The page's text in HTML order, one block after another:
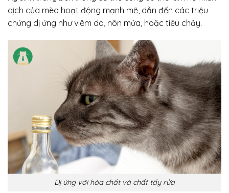
dịch của mèo hoạt động mạnh mẽ, dẫn đến các triệu
chứng dị ứng như viêm da, nôn mửa, hoặc tiêu chảy.
Dị ứng với hóa chất và chất tẩy rửa